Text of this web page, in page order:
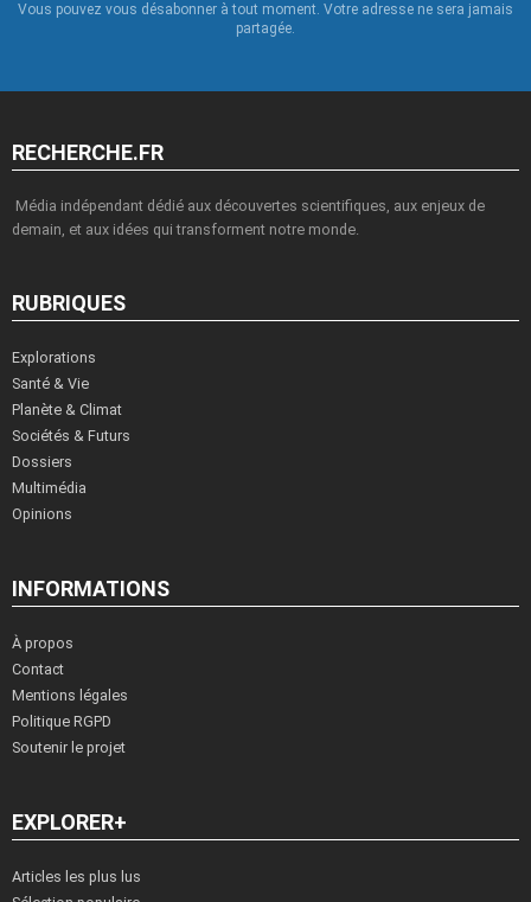
Vous pouvez vous désabonner à tout moment. Votre adresse ne sera jamais
partagée.
RECHERCHE.FR
Média indépendant dédié aux découvertes scientifiques, aux enjeux de
demain, et aux idées qui transforment notre monde.
RUBRIQUES
Explorations
Santé & Vie
Planète & Climat
Sociétés & Futurs
Dossiers
Multimédia
Opinions
INFORMATIONS
À propos
Contact
Mentions légales
Politique RGPD
Soutenir le projet
EXPLORER+
Articles les plus lus